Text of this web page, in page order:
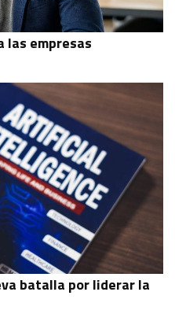
las empresas
batalla por liderar la